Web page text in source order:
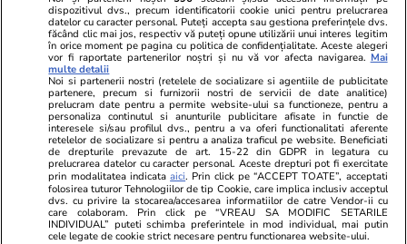
ULTIMELE ȘTIRI
Fotbal 12 iul.
Final de poveste pe „Ion Oblemenco”!
Universitatea Craiova a luat Supercupa și a
completat sezonul perfect
Știri România 12 iul.
dispozitivul dvs., precum identificatorii cookie unici pentru prelucrarea
datelor cu caracter personal. Puteți accepta sau gestiona preferințele dvs.
făcând clic mai jos, respectiv vă puteți opune utilizării unui interes legitim
în orice moment pe pagina cu politica de confidențialitate. Aceste alegeri
vor fi raportate partenerilor noștri și nu vă vor afecta navigarea. Mai
multe detalii
Noi si partenerii nostri (retelele de socializare si agentiile de publicitate
partenere, precum si furnizorii nostri de servicii de date analitice)
prelucram date pentru a permite website-ului sa functioneze, pentru a
personaliza continutul si anunturile publicitare afisate in functie de
interesele si/sau profilul dvs., pentru a va oferi functionalitati aferente
retelelor de socializare si pentru a analiza traficul pe website. Beneficiati
de drepturile prevazute de art. 15-22 din GDPR in legatura cu
prelucrarea datelor cu caracter personal. Aceste drepturi pot fi exercitate
prin modalitatea indicataaici. Prin click pe “ACCEPT TOATE”, acceptati
folosirea tuturor Tehnologiilor de tip Cookie, care implica inclusiv acceptul
dvs. cu privire la stocarea/accesarea informatiilor de catre Vendor-ii cu
care colaboram. Prin click pe “VREAU SA MODIFIC SETARILE
INDIVIDUAL” puteti schimba preferintele in mod individual, mai putin
cele legate de cookie strict necesare pentru functionarea website-ului.